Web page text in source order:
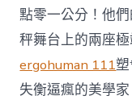
點零一公分！他
秤舞台上的兩座
ergohuman 111
失衡逼瘋的美學